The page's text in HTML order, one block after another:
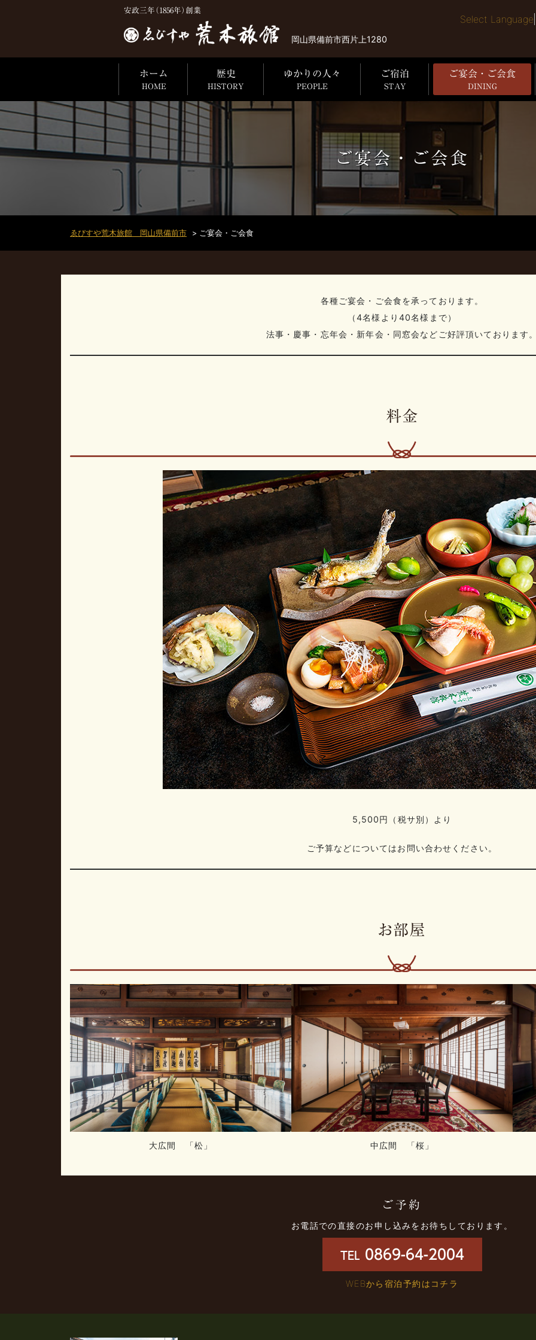
安政三年（1856年）創業
岡山県備前市西片上1280
Select Language
ホーム
HOME
歴史
HISTORY
ゆかりの人々
PEOPLE
ご宿泊
STAY
ご宴会・ご会食
DINING
ご宴会・ご会食
ゑびすや荒木旅館 岡山県備前市 > ご宴会・ご会食
各種ご宴会・ご会食を承っております。
（4名様より40名様まで）
法事・慶事・忘年会・新年会・同窓会などご好評頂いております
料金
5,500円（税サ別）より
ご予算などについてはお問い合わせください。
お部屋
大広間 「松」 中広間 「桜」
ご予約
お電話での直接のお申し込みをお待ちしております。
TEL 0869-64-2004
WEBから宿泊予約はコチラ